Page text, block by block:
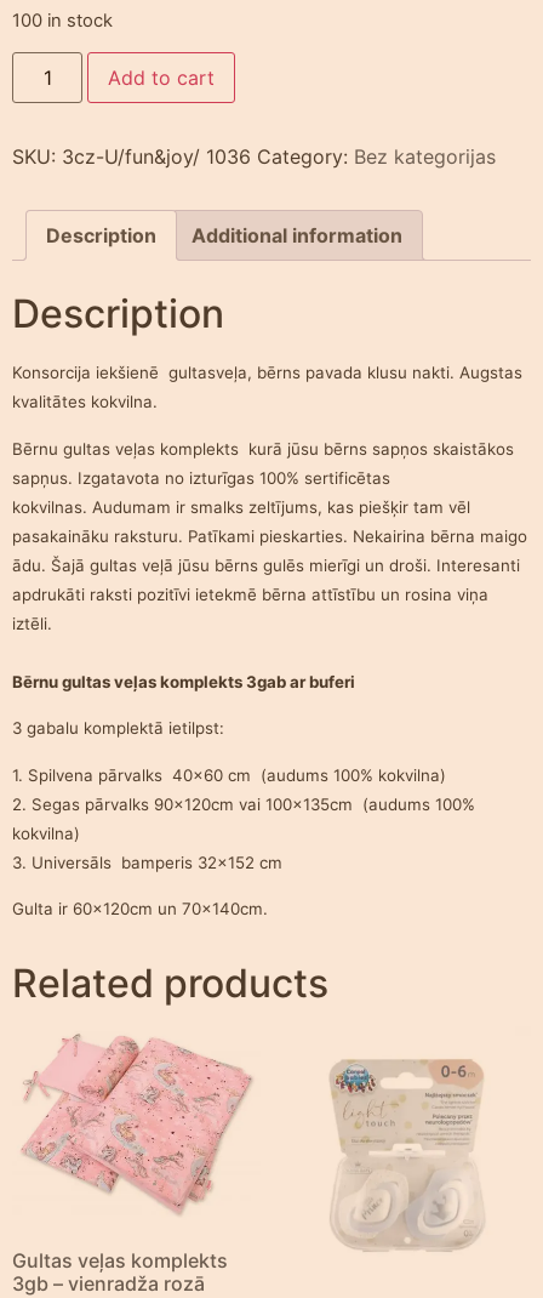
100 in stock
Add to cart
SKU: 3cz-U/fun&joy/ 1036 Category: Bez kategorijas
Description Additional information
Description
Konsorcija iekšienē gultasveļa, bērns pavada klusu nakti. Augstas
kvalitātes kokvilna.
Bērnu gultas veļas komplekts kurā jūsu bērns sapņos skaistākos
sapņus. Izgatavota no izturīgas 100% sertificētas
kokvilnas. Audumam ir smalks zeltījums, kas piešķir tam vēl
pasakaināku raksturu. Patīkami pieskarties. Nekairina bērna maigo
ādu. Šajā gultas veļā jūsu bērns gulēs mierīgi un droši. Interesanti
apdrukāti raksti pozitīvi ietekmē bērna attīstību un rosina viņa
iztēli.
Bērnu gultas veļas komplekts 3gab ar buferi
3 gabalu komplektā ietilpst:
1. Spilvena pārvalks 40×60 cm (audums 100% kokvilna)
2. Segas pārvalks 90x120cm vai 100x135cm (audums 100%
kokvilna)
3. Universāls bamperis 32×152 cm
Gulta ir 60x120cm un 70x140cm.
Related products
Gultas veļas komplekts
3gb – vienradža rozā